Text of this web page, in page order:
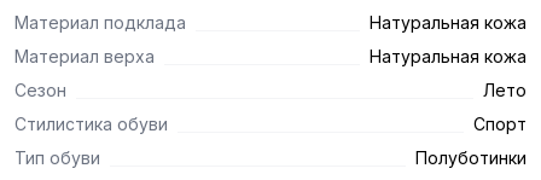
Материал подклада
Натуральная кожа
Материал верха
Натуральная кожа
Сезон
Лето
Стилистика обуви
Спорт
Тип обуви
Полуботинки